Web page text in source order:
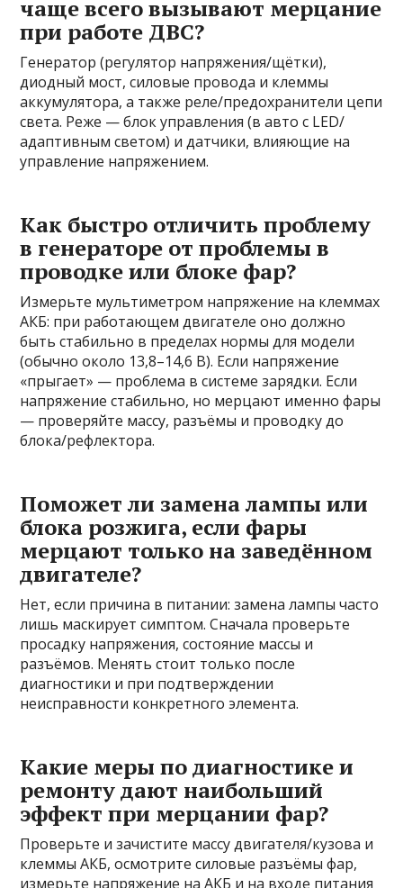
чаще всего вызывают мерцание
при работе ДВС?
Генератор (регулятор напряжения/щётки),
диодный мост, силовые провода и клеммы
аккумулятора, а также реле/предохранители цепи
света. Реже — блок управления (в авто с LED/
адаптивным светом) и датчики, влияющие на
управление напряжением.
Как быстро отличить проблему
в генераторе от проблемы в
проводке или блоке фар?
Измерьте мультиметром напряжение на клеммах
АКБ: при работающем двигателе оно должно
быть стабильно в пределах нормы для модели
(обычно около 13,8–14,6 В). Если напряжение
«прыгает» — проблема в системе зарядки. Если
напряжение стабильно, но мерцают именно фары
— проверяйте массу, разъёмы и проводку до
блока/рефлектора.
Поможет ли замена лампы или
блока розжига, если фары
мерцают только на заведённом
двигателе?
Нет, если причина в питании: замена лампы часто
лишь маскирует симптом. Сначала проверьте
просадку напряжения, состояние массы и
разъёмов. Менять стоит только после
диагностики и при подтверждении
неисправности конкретного элемента.
Какие меры по диагностике и
ремонту дают наибольший
эффект при мерцании фар?
Проверьте и зачистите массу двигателя/кузова и
клеммы АКБ, осмотрите силовые разъёмы фар,
измерьте напряжение на АКБ и на входе питания